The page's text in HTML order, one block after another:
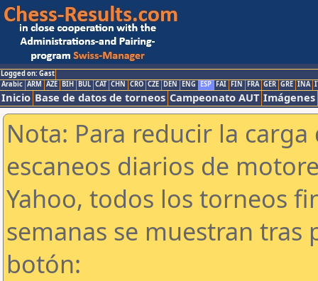
Logged on: Gast
Arabic ARM AZE BIH BUL CAT CHN CRO CZE DEN ENG ESP FAI FIN FRA GER GRE INA
Inicio Base de datos de torneos Campeonato AUT Imágenes
Nota: Para reducir la
escaneos diarios de
Yahoo, todos los torneos
semanas se muestran tras
botón: